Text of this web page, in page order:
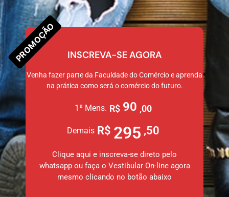
PROMOÇÃO INSCREVA-SE AGORA
Venha fazer parte da Faculdade do Comércio e aprenda
na prática como será o comércio do futuro.
1ª Mens. R$ 90 ,00
Demais R$ 295 ,50
Clique aqui e inscreva-se direto pelo
whatsapp ou faça o Vestibular On-line agora
mesmo clicando no botão abaixo